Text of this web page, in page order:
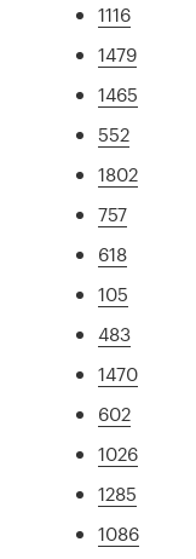
1116
1479
1465
552
1802
757
618
105
483
1470
602
1026
1285
1086